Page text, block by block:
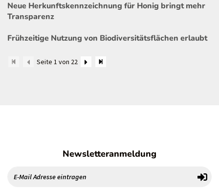
Neue Herkunftskennzeichnung für Honig bringt mehr
Transparenz
Frühzeitige Nutzung von Biodiversitätsflächen erlaubt
Seite 1 von 22
Newsletteranmeldung